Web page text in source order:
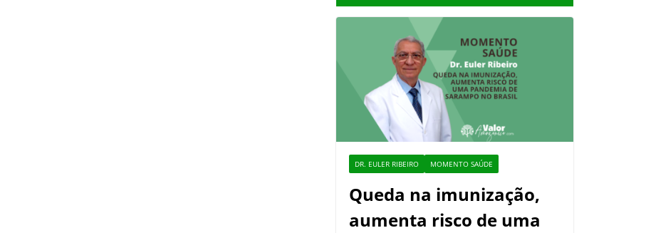
DR. EULER RIBEIRO MOMENTO SAÚDE
Queda na imunização,
aumenta risco de uma